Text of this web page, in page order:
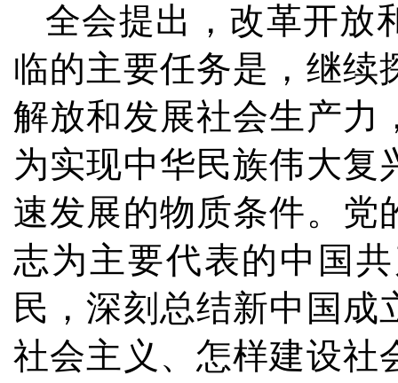
全会提出，改革开放
临的主要任务是，继续
解放和发展社会生产力
为实现中华民族伟大复
速发展的物质条件。党
志为主要代表的中国
民，深刻总结新中国成
社会主义、怎样建设社